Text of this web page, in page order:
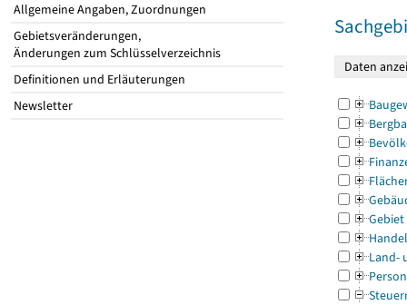
Allgemeine Angaben, Zuordnungen
Gebietsveränderungen,
Änderungen zum Schlüsselverzeichnis
Definitionen und Erläuterungen
Newsletter
Gebiet
Land-